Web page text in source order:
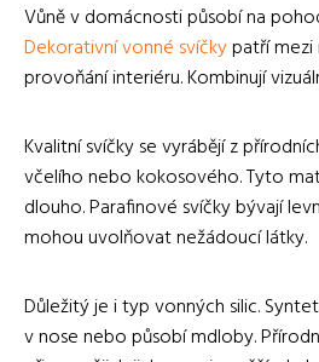
Vůně v domácnosti působí na
Dekorativní vonné svíčkypatří
provoňání interiéru. Kombinují
Kvalitní svíčky se vyrábějí z
včelího nebo kokosového. Tyto
dlouho. Parafinové svíčky bývají
mohou uvolňovat nežádoucí látky.
Důležitý je i typ vonných silic.
v nose nebo působí mdloby.